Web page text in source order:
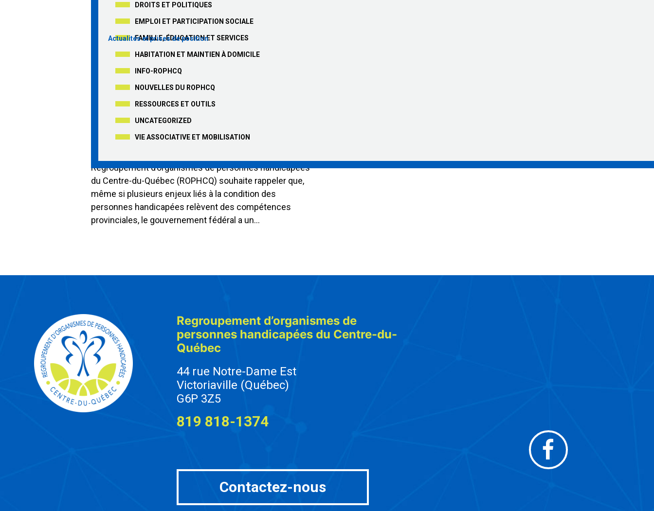
DROITS ET POLITIQUES
EMPLOI ET PARTICIPATION SOCIALE
FAMILLE, ÉDUCATION ET SERVICES
HABITATION ET MAINTIEN À DOMICILE
INFO-ROPHCQ
NOUVELLES DU ROPHCQ
RESSOURCES ET OUTILS
UNCATEGORIZED
VIE ASSOCIATIVE ET MOBILISATION
Actualités et prises de position
10 avril 2025
Élections fédérales 2025 : 6
questions à poser aux candidats
pour défendre les droits des
personnes handicapées
Regroupement d’organismes de personnes handicapées
du Centre-du-Québec (ROPHCQ) souhaite rappeler que,
même si plusieurs enjeux liés à la condition des
personnes handicapées relèvent des compétences
provinciales, le gouvernement fédéral a un…
Regroupement d’organismes de
personnes handicapées du Centre-du-
Québec
44 rue Notre-Dame Est
Victoriaville (Québec)
G6P 3Z5
819 818-1374
Facebook
Contactez-nous